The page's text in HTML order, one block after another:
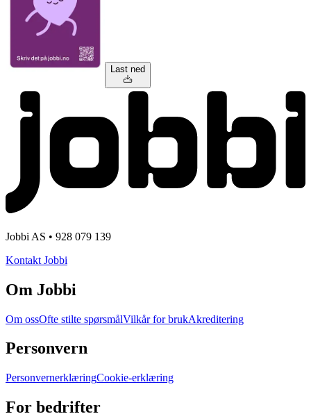
Last ned
Jobbi AS • 928 079 139
Kontakt Jobbi
Om Jobbi
Om ossOfte stilte spørsmålVilkår for brukAkreditering
Personvern
PersonvernerklæringCookie-erklæring
For bedrifter